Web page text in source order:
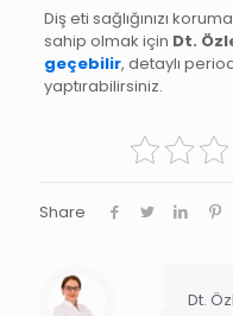
Diş eti sağlığınızı
sahip olmak için Dt.
geçebilir, detaylı
yaptırabilirsiniz.
Share
Dt.